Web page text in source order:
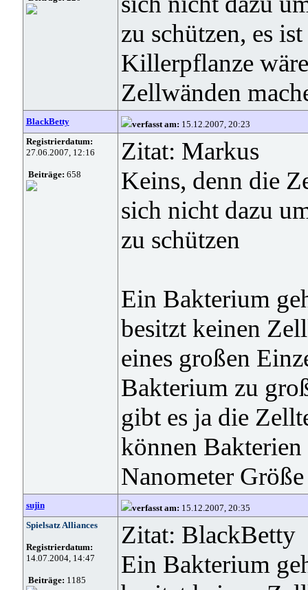
zu schützen, es
Killerpflanze
Zellwänden
BlackBetty verfasst am: 15.12.2007, 20:23
Registrierdatum:
27.06.2007, 12:16
Beiträge: 658
Zitat: Markus
Keins, denn die
sich nicht dazu
zu schützen
Ein Bakterium
besitzt keinen
eines großen
Bakterium zu
gibt es ja die
können
Nanometer
sujin verfasst am: 15.12.2007, 20:35
Spielsatz Alliances
Registrierdatum:
14.07.2004, 14:47
Beiträge: 1185
Zitat: BlackBetty
Ein Bakterium